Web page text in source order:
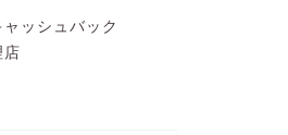
ッシュバック
店